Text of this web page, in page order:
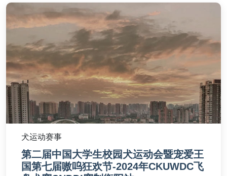
犬运动赛事
第二届中国大学生校园犬运动会暨宠爱王
国第七届嗷呜狂欢节-2024年CKUWDC飞